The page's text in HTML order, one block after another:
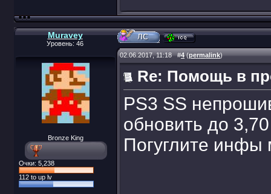
Muravey
Уровень: 46
Bronze King
Очки: 5,238
112 to up lv
02.06.2017, 11:18#4(permalink)
Re: Помощь в
PS3 SS
обновить до
Погуглите инфы